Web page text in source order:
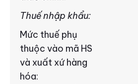
Thuế nhập khẩu:
Mức thuế phụ
thuộc vào mã HS
và xuất xứ hàng
hóa: